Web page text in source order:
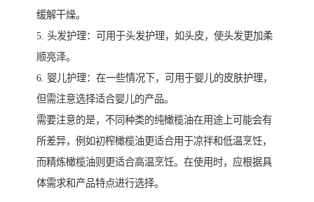
缓解干燥。
5. 头发护理：可用于头发护理，如头皮，使头发更加柔
顺亮泽。
6. 婴儿护理：在一些情况下，可用于婴儿的皮肤护理，
但需注意选择适合婴儿的产品。
需要注意的是，不同种类的纯橄榄油在用途上可能会有
所差异，例如初榨橄榄油更适合用于凉拌和低温烹饪，
而精炼橄榄油则更适合高温烹饪。在使用时，应根据具
体需求和产品特点进行选择。